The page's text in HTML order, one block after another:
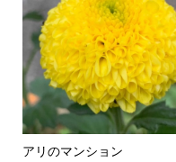
アリのマンション